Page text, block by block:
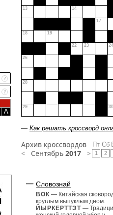
А
13 14
17
18 19
22 23 24
26
28
29 30
— Как решать кроссворд
Архив кроссвордов
< Сентябрь 2017 >
Пт
1
Сб
2
Словознай
ВОК — Китайская
круглым выпуклым дном.
ЙЫРКЕРТТЭТ —